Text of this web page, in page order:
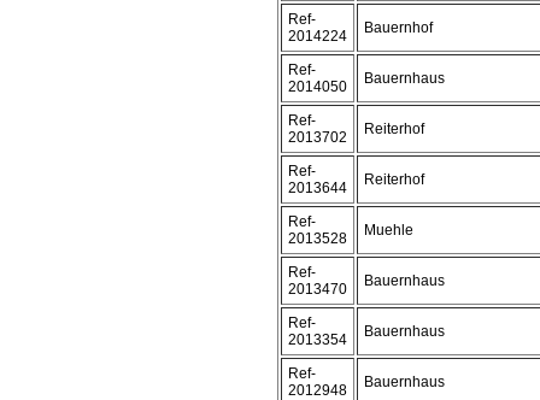
Ref-
2014224
Bauernhof
Ref-
2014050
Bauernhaus
Ref-
2013702
Reiterhof
Ref-
2013644
Reiterhof
Ref-
2013528
Muehle
Ref-
2013470
Bauernhaus
Ref-
2013354
Bauernhaus
Ref-
2012948
Bauernhaus